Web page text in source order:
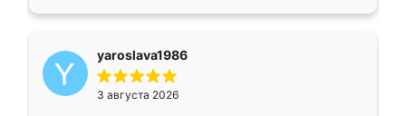
yaroslava1986
3 августа 2026